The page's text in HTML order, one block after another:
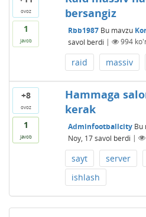
ovoz
1
javob
bersangiz
Rbb1987 Bu mavzu
savol berdi | 994
raid massiv
+8
ovoz
1
javob
Hammaga
kerak
Adminfootballcity Bu
Noy, 17 savol berdi |
sayt server
ishlash